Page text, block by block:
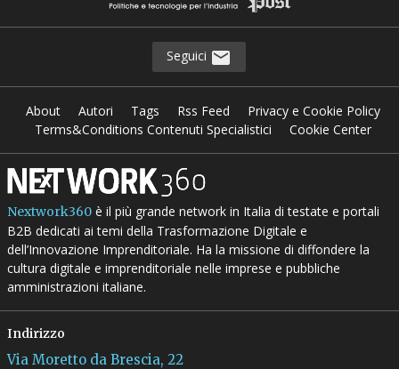
Seguici
About Autori Tags Rss Feed
Privacy e Cookie Policy
Terms&Conditions Contenuti Specialistici
Cookie Center
Nextwork360è il più grande network in Italia di testate e portali
B2B dedicati ai temi della Trasformazione Digitale e
dell’Innovazione Imprenditoriale. Ha la missione di diffondere la
cultura digitale e imprenditoriale nelle imprese e pubbliche
amministrazioni italiane.
Indirizzo
Via Moretto da Brescia, 22